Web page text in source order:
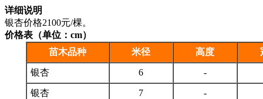
详细说明
银杏价格2100元/棵。
价格表（单位：cm）
苗木品种
米径 高度
银杏 6 -
银杏 7 -